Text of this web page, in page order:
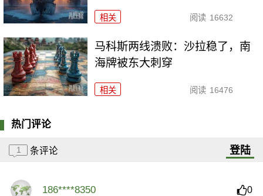
相关 阅读 16632
马科斯两线溃败：沙拉稳了，南
海牌被东大刺穿
相关 阅读 16476
热门评论
1 条评论 登陆
186****8350 0